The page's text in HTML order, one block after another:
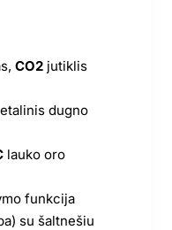
CO2 jutiklis
dugno
lauko oro
funkcija
su šaltnešiu